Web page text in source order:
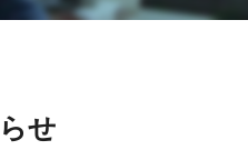
せ